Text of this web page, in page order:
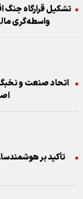
تشکیل قرارگاه جنگ
واسطه‌گری
اتحاد صنعت و
تأکید بر